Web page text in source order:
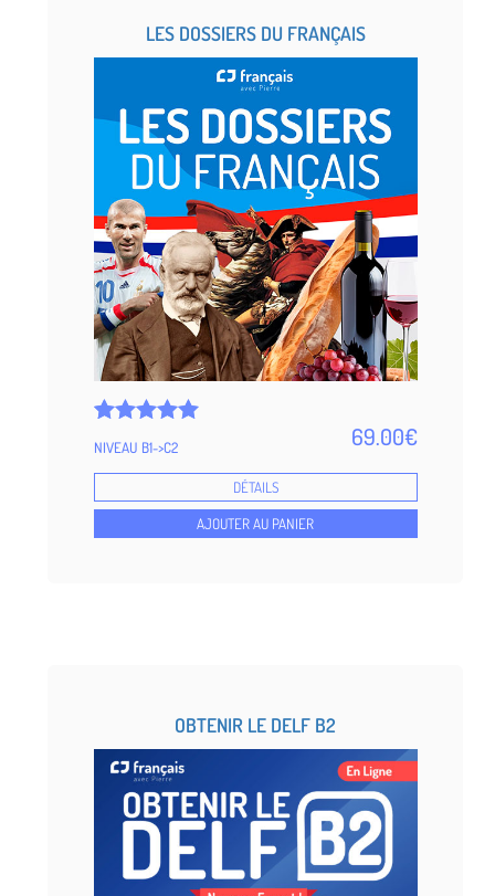
LES DOSSIERS DU FRANÇAIS
Noté
5.00
sur 5 basé
sur
5
client
NIVEAU B1->C2 69.00€
DÉTAILS
AJOUTER AU PANIER
OBTENIR LE DELF B2